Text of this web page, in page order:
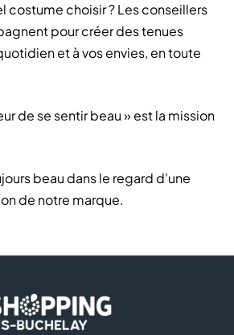
costume choisir ? Les conseillers
pour créer des tenues
et à vos envies, en toute
de se sentir beau » est la mission
beau dans le regard d’une
de notre marque.